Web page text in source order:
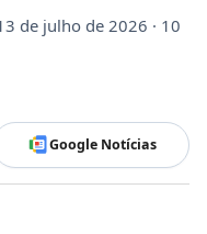
de julho de 2026 · 10
Google Notícias